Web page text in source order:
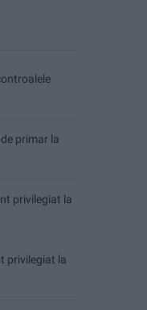
primar la
privilegiat la
privilegiat la